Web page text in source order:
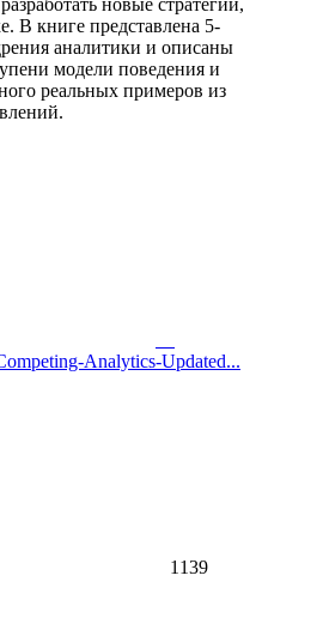
новые стратегии,
В книге представлена 5-
аналитики и описаны
модели поведения и
реальных примеров из
Analytics-Updated...
1139